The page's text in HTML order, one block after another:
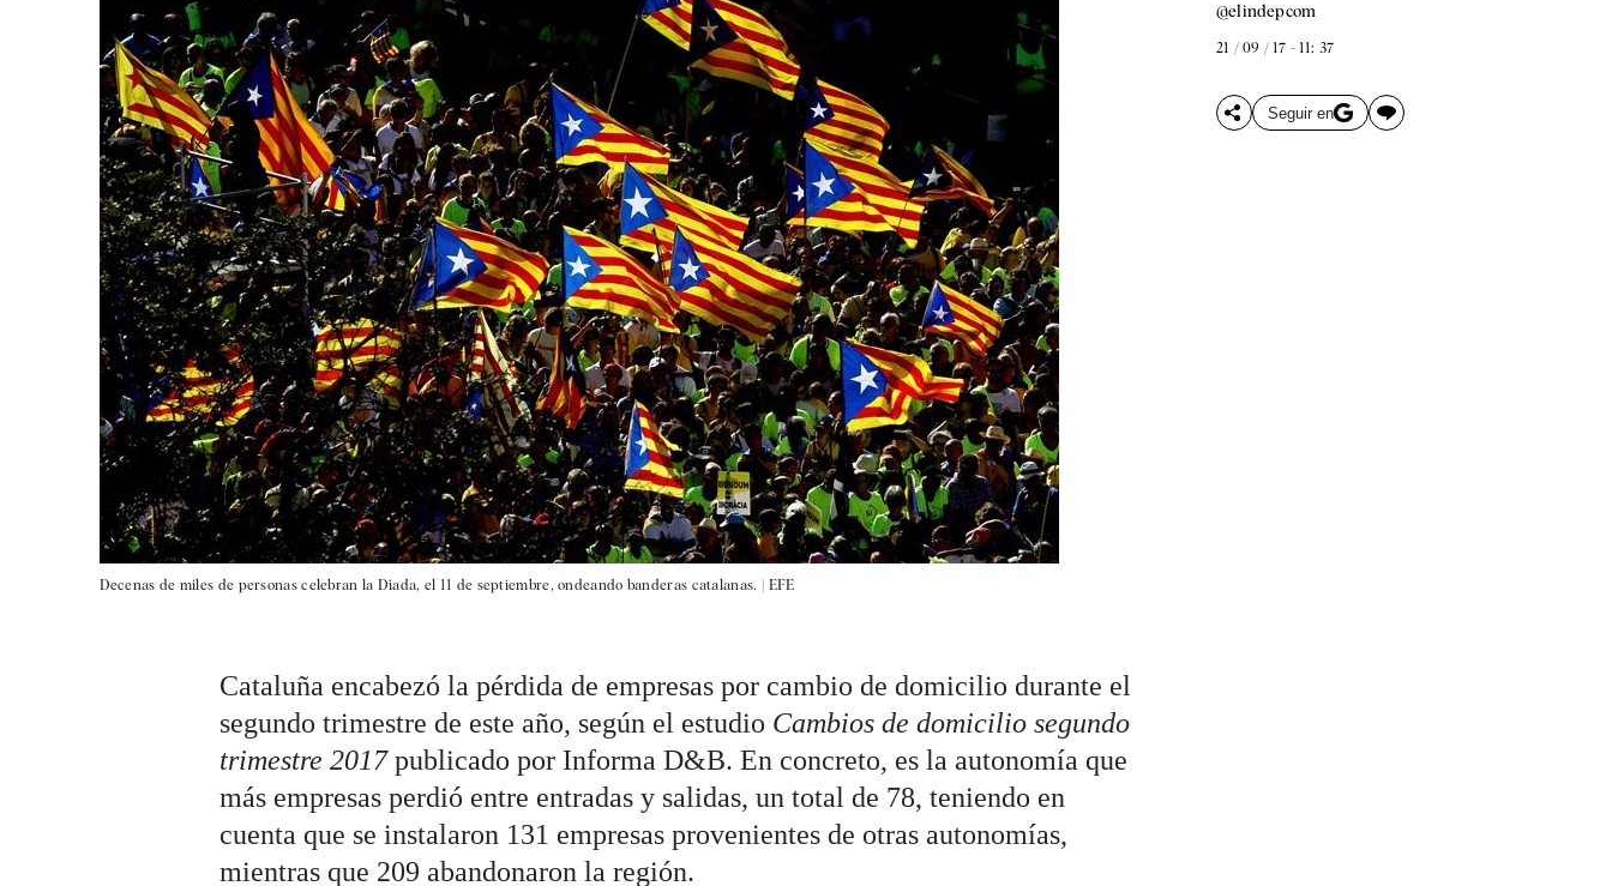
Decenas de miles de personas celebran la Diada, el 11 de septiembre, ondeando banderas catalanas. | EFE
@elindepcom
21 / 09 / 17 - 11: 37
Seguir en
Cataluña encabezó la pérdida de empresas por cambio de domicilio durante el
segundo trimestre de este año, según el estudio Cambios de domicilio segundo
trimestre 2017publicado por Informa D&B. En concreto, es la autonomía que
más empresas perdió entre entradas y salidas, un total de 78, teniendo en
cuenta que se instalaron 131 empresas provenientes de otras autonomías,
mientras que 209 abandonaron la región.